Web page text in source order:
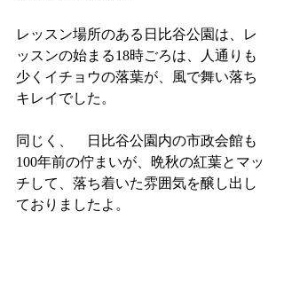
レッスン場所のある日比谷公園は、レ
ッスンの始まる18時ごろは、人通りも
少くイチョウの落葉が、風で舞い落ち
キレイでした。
同じく、　日比谷公園内の市政会館も
100年前の佇まいが、晩秋の紅葉とマッ
チして、落ち着いた雰囲気を醸し出し
ておりましたよ。